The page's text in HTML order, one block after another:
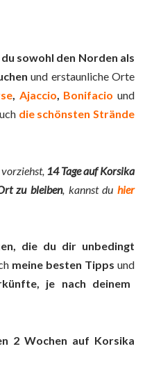
sowohl den Norden als
und erstaunliche Orte
, Ajaccio, Bonifacio und
die schönsten Strände
14 Tage auf Korsika
zu bleiben, kannst duhier
die du dir unbedingt
meine besten Tipps und
je nach deinem
2 Wochen auf Korsika